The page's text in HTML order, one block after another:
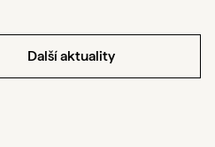
Další aktuality